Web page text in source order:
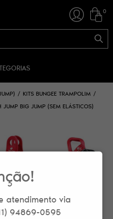
0
KITS BUNGEE TRAMPOLIM
JUMP BIG JUMP (SEM ELÁSTICOS)
atendimento via
94869-0595